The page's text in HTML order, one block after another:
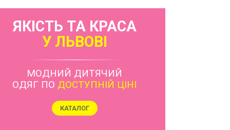
ЯКІСТЬ ТА КРАСА
У ЛЬВОВІ
МОДНИЙ ДИТЯЧИЙ
ОДЯГ ПО ДОСТУПНІЙ ЦІНІ
КАТАЛОГ